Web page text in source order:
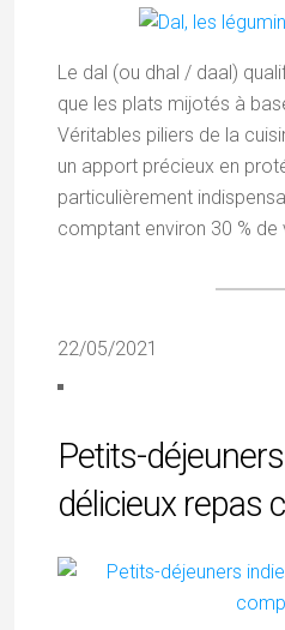
Le dal (ou dhal / daal)
que les plats mijotés à
Véritables piliers de la
un apport précieux en
particulièrement
comptant environ 30 %
22/05/2021
Petits-
délicieux repas